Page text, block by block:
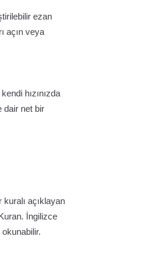
ezan
açın veya
hızınızda
dair net bir
açıklayan
İngilizce